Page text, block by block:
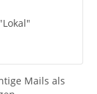
Mails als